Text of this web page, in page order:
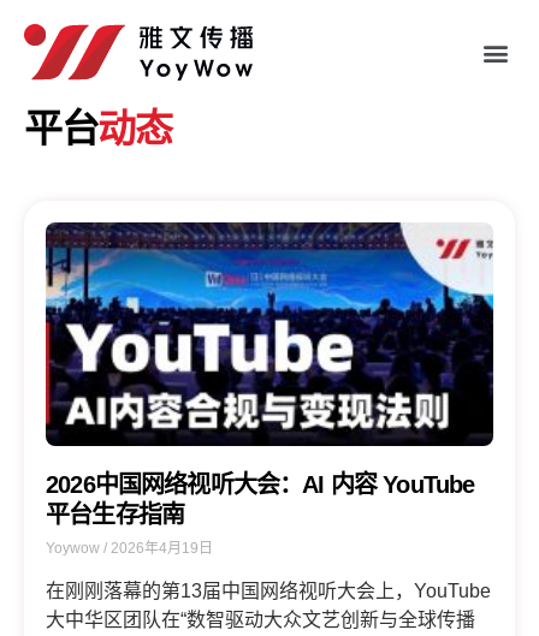
平台动态
2026中国网络视听大会：AI 内容 YouTube
平台生存指南
Yoywow 2026年4月19日
在刚刚落幕的第13届中国网络视听大会上，YouTube
大中华区团队在“数智驱动大众文艺创新与全球传播